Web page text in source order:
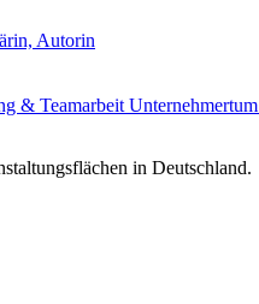
Autorin
& Teamarbeit Unternehmertum
in Deutschland.